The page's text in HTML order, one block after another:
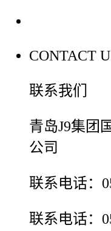
CONTACT
联系我们
青岛J9集团
公司
联系电话：
联系电话：